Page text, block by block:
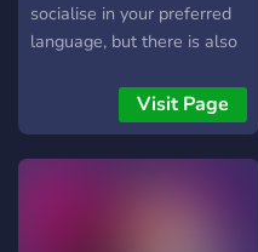
socialise in your preferred
language, but there is also
can meet somebody from
anywhere in the world. We
have e-girls and active
Visit Page